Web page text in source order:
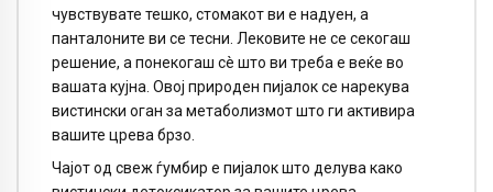
чувствувате тешко, стомакот ви е надуен, а
панталоните ви се тесни. Лековите не се секогаш
решение, а понекогаш сè што ви треба е веќе во
вашата кујна. Овој природен пијалок се нарекува
вистински оган за метаболизмот што ги активира
вашите црева брзо.
Чајот од свеж ѓумбир е пијалок што делува како